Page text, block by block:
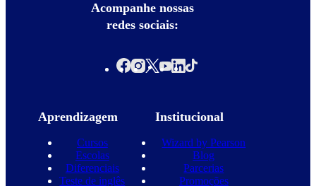
Acompanhe nossas
redes sociais:
Aprendizagem
Cursos
Escolas
Diferenciais
Teste de inglês
Institucional
Wizard by Pearson
Blog
Parcerias
Promoções